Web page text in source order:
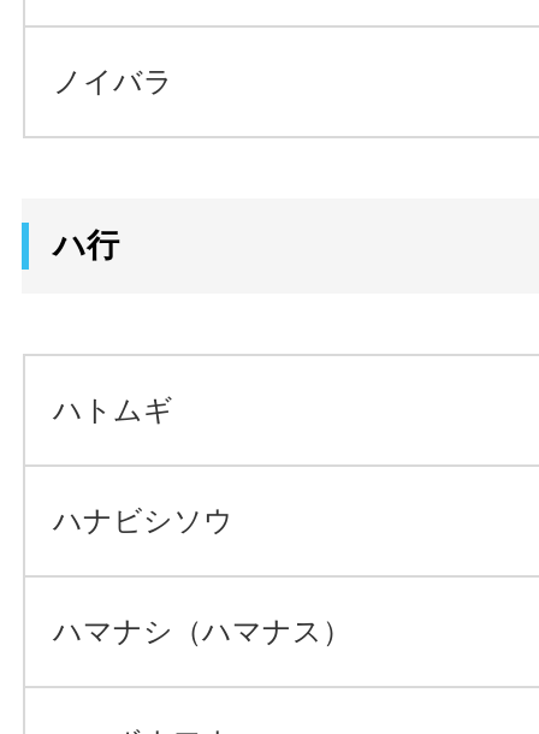
ノイバラ
ハ行
ハトムギ
ハナビシソウ
ハマナシ（ハマナス）